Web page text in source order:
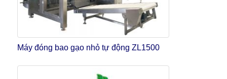
Máy đóng bao gạo nhỏ tự động ZL1500